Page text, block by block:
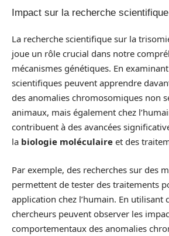
Impact sur la recherche scientifique
La recherche scientifique sur la
joue un rôle crucial dans notre
mécanismes génétiques. En
scientifiques peuvent apprendre
des anomalies chromosomiques non
animaux, mais également chez
contribuent à des avancées
la biologie moléculaire et des
Par exemple, des recherches sur des
permettent de tester des traitements
application chez l’humain. En utilisant
chercheurs peuvent observer les
comportementaux des anomalies